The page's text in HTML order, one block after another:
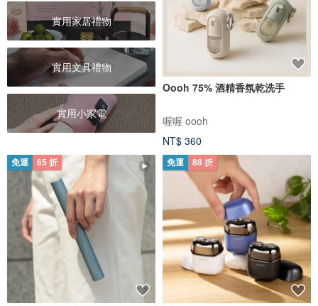
實用家居禮物
實用文具禮物
實用小家電
Oooh 75% 酒精香氛乾洗手
喔喔 oooh
NT$ 360
免運 65 折 免運 88 折